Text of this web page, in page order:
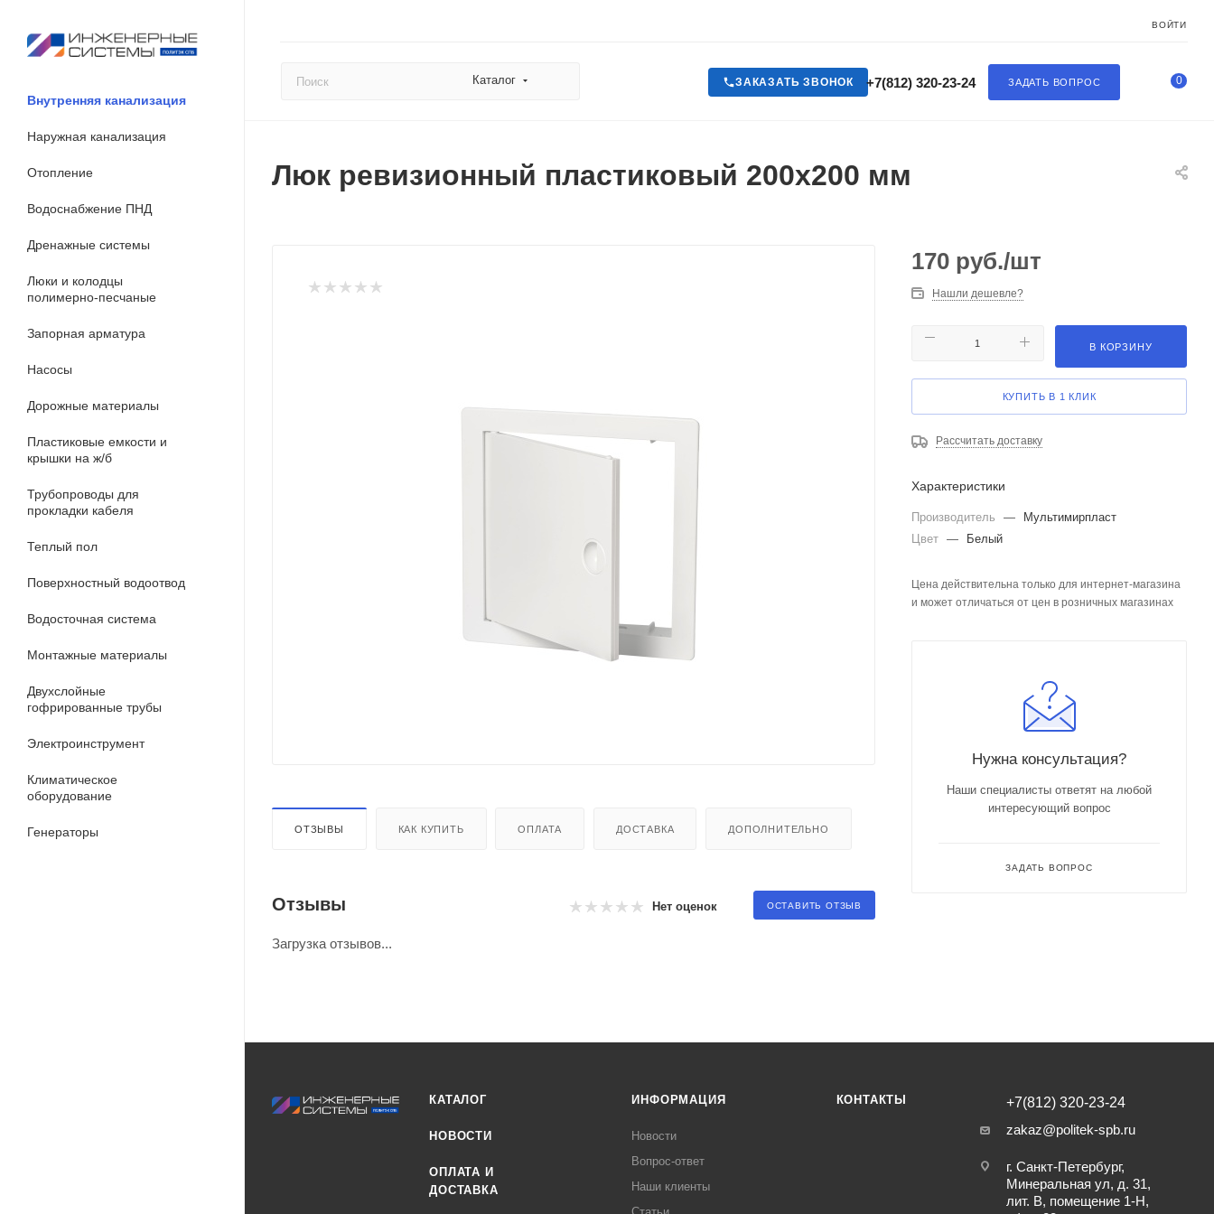
ВОЙТИ
Каталог ЗАДАТЬ ВОПРОС
+7(812) 320-23-24
ЗАКАЗАТЬ ЗВОНОК 0
Внутренняя канализация
Наружная канализация
Отопление
Водоснабжение ПНД
Дренажные системы
Люки и колодцы
полимерно-песчаные
Запорная арматура
Насосы
Дорожные материалы
Пластиковые емкости и
крышки на ж/б
Трубопроводы для
прокладки кабеля
Теплый пол
Поверхностный водоотвод
Водосточная система
Монтажные материалы
Двухслойные
гофрированные трубы
Электроинструмент
Климатическое
оборудование
Генераторы
Люк ревизионный пластиковый 200х200 мм
ОТЗЫВЫ КАК КУПИТЬ ОПЛАТА ДОСТАВКА ДОПОЛНИТЕЛЬНО
Отзывы Нет оценок ОСТАВИТЬ ОТЗЫВ
Загрузка отзывов...
170 руб./шт
Нашли дешевле?
В КОРЗИНУ
КУПИТЬ В 1 КЛИК
Рассчитать доставку
Характеристики
Производитель —
Мультимирпласт
Цвет — Белый
Цена действительна только для интернет-магазина
и может отличаться от цен в розничных магазинах
Нужна консультация?
Наши специалисты ответят на любой
интересующий вопрос
ЗАДАТЬ ВОПРОС
КАТАЛОГ
НОВОСТИ
ОПЛАТА И
ДОСТАВКА
ИНФОРМАЦИЯ
Новости
Вопрос-ответ
Наши клиенты
КОНТАКТЫ
+7(812) 320-23-24
zakaz@politek-spb.ru
г. Санкт-Петербург,
Минеральная ул, д. 31,
лит. В, помещение 1-Н,